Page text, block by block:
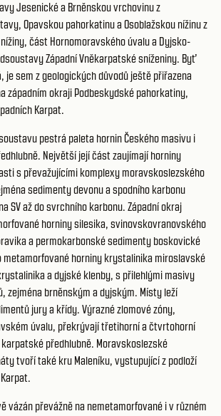
Jesenické a Brněnskou vrchovinu z
Opavskou pahorkatinu a Osoblažskou nížinu z
část Hornomoravského úvalu a Dyjsko-
Západní Vněkarpatské sníženiny. Byť
je sem z geologických důvodů ještě přiřazena
západním okraji Podbeskydské pahorkatiny,
Karpat.
pestrá paleta hornin Českého masivu i
Největší její část zaujímají horniny
s převažujícími komplexy moravskoslezského
sedimenty devonu a spodního karbonu
SV až do svrchního karbonu. Západní okraj
horniny silesika, svinovskovranovského
a permokarbonské sedimenty boskovické
metamorfované horniny krystalinika miroslavské
a dyjské klenby, s přilehlými masivy
zejména brněnským a dyjským. Místy leží
jury a křídy. Výrazné zlomové zóny,
úvalu, překrývají třetihorní a čtvrtohorní
předhlubně. Moravskoslezské
tvoří také kru Maleníku, vystupující z podloží
vázán převážně na nemetamorfované i v různém